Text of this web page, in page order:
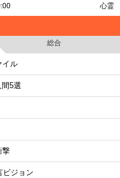
心霊
総合
イル
間5選
撃
ビジョン